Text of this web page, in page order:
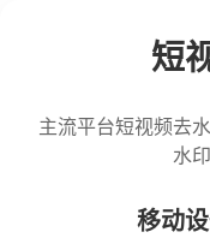
短
主流平台短视频去
水
移动